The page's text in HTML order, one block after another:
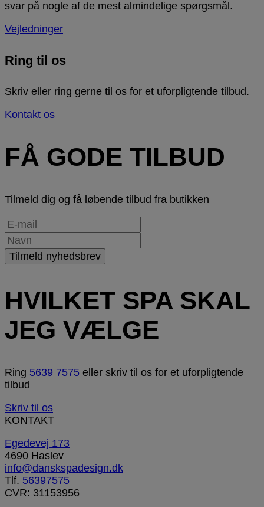
svar på nogle af de mest almindelige spørgsmål.
Vejledninger
Ring til os
Skriv eller ring gerne til os for et uforpligtende tilbud.
Kontakt os
FÅ GODE TILBUD
Tilmeld dig og få løbende tilbud fra butikken
HVILKET SPA SKAL
JEG VÆLGE
Ring 5639 7575 eller skriv til os for et uforpligtende
tilbud
Skriv til os
KONTAKT
Egedevej 173
4690 Haslev
info@danskspadesign.dk
Tlf. 56397575
CVR: 31153956